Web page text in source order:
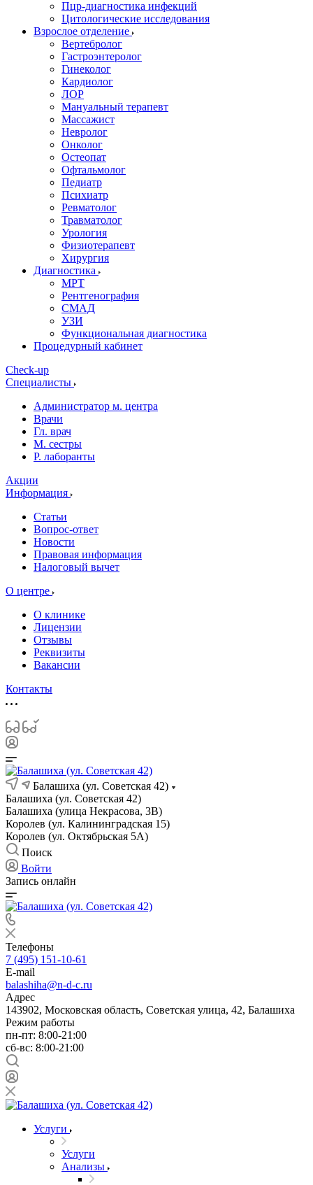
Пцр-диагностика инфекций
Цитологические исследования
Взрослое отделение
Вертебролог
Гастроэнтеролог
Гинеколог
Кардиолог
ЛОР
Мануальный терапевт
Массажист
Невролог
Онколог
Остеопат
Офтальмолог
Педиатр
Психиатр
Ревматолог
Травматолог
Урология
Физиотерапевт
Хирургия
Диагностика
МРТ
Рентгенография
СМАД
УЗИ
Функциональная диагностика
Процедурный кабинет
Cheсk-up
Специалисты
Администратор м. центра
Врачи
Гл. врач
М. сестры
Р. лаборанты
Акции
Информация
Статьи
Вопрос-ответ
Новости
Правовая информация
Налоговый вычет
О центре
О клинике
Лицензии
Отзывы
Реквизиты
Вакансии
Контакты
Балашиха (ул. Советская 42)
Балашиха (ул. Советская 42)
Балашиха (улица Некрасова, 3В)
Королев (ул. Калининградская 15)
Королев (ул. Октябрьская 5А)
Поиск
Войти
Запись онлайн
Телефоны
7 (495) 151-10-61
E-mail
balashiha@n-d-c.ru
Адрес
143902, Московская область, Советская улица, 42, Балашиха
Режим работы
пн-пт: 8:00-21:00
сб-вс: 8:00-21:00
Услуги
Услуги
Анализы